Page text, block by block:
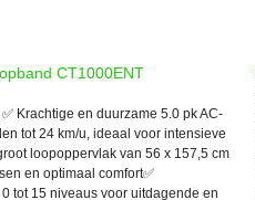
CT1000ENT
Krachtige en duurzame 5.0 pk AC-
tot 24 km/u, ideaal voor intensieve
loopoppervlak van 56 x 157,5 cm
en optimaal comfort✅
tot 15 niveaus voor uitdagende en